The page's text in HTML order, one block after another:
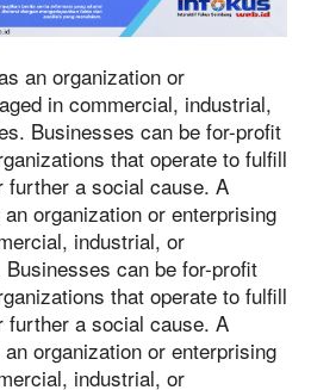
an organization or
in commercial, industrial,
Businesses can be for-profit
that operate to fulfill
further a social cause. A
organization or enterprising
industrial, or
can be for-profit
that operate to fulfill
further a social cause. A
organization or enterprising
industrial, or